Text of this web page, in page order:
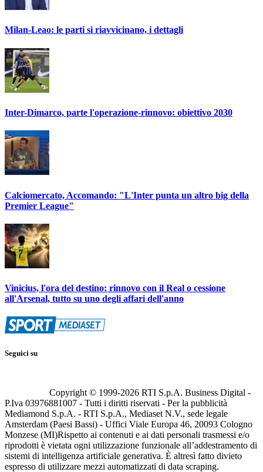
Milan-Leao: le parti si riavvicinano, i dettagli
Inter-Dimarco, parte l'operazione-rinnovo: obiettivo 2030
Calciomercato, Accomando: "L'Inter punta un altro big della
Premier League"
Vinicius, l'ora del destino: rinnovo con il Real o cessione
all'Arsenal, tutto su uno degli affari dell'anno
Seguici su
Copyright © 1999-2026 RTI S.p.A. Business Digital -
P.Iva 03976881007 - Tutti i diritti riservati - Per la pubblicità
Mediamond S.p.A. - RTI S.p.A., Mediaset N.V., sede legale
Amsterdam (Paesi Bassi) - Uffici Viale Europa 46, 20093 Cologno
Monzese (MI)Rispetto ai contenuti e ai dati personali trasmessi e/o
riprodotti è vietata ogni utilizzazione funzionale all’addestramento di
sistemi di intelligenza artificiale generativa. È altresì fatto divieto
espresso di utilizzare mezzi automatizzati di data scraping.